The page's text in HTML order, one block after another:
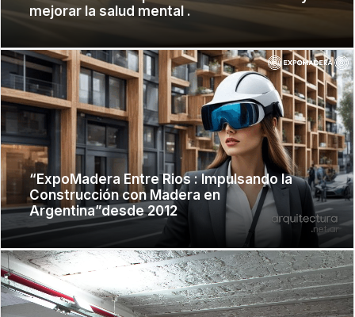
mejorar la salud mental .
“ExpoMadera Entre Rios : Impulsando la
Construcción con Madera en
Argentina”desde 2012